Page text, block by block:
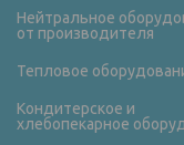
Нейтральное
от производителя
Тепловое
Кондитерское и
хлебопекарное